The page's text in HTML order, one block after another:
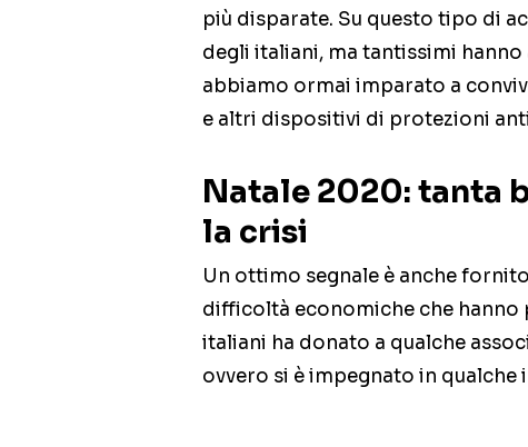
più disparate. Su questo tipo di
degli italiani, ma tantissimi
abbiamo ormai imparato a
e altri dispositivi di protezioni
Natale 2020: tanta
la crisi
Un ottimo segnale è anche
difficoltà economiche che hanno
italiani ha donato a qualche
ovvero si è impegnato in